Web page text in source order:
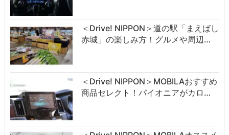
＜Drive! NIPPON＞道の駅「まえばし
赤城」の楽しみ方！グルメや周辺…
＜Drive! NIPPON＞MOBILAおすすめ
商品セレクト！パイオニアがカロ…